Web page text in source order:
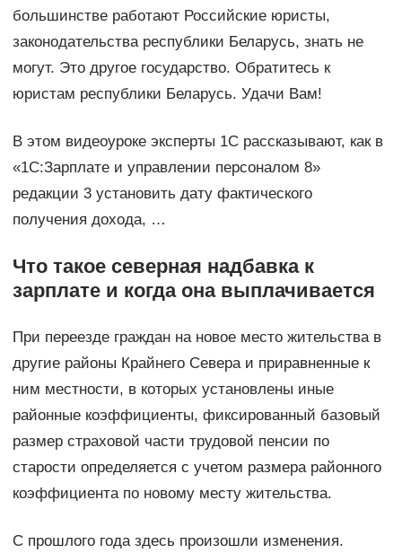
большинстве работают Российские юристы,
законодательства республики Беларусь, знать не
могут. Это другое государство. Обратитесь к
юристам республики Беларусь. Удачи Вам!
В этом видеоуроке эксперты 1С рассказывают, как в
«1С:Зарплате и управлении персоналом 8»
редакции 3 установить дату фактического
получения дохода, …
Что такое северная надбавка к
зарплате и когда она выплачивается
При переезде граждан на новое место жительства в
другие районы Крайнего Севера и приравненные к
ним местности, в которых установлены иные
районные коэффициенты, фиксированный базовый
размер страховой части трудовой пенсии по
старости определяется с учетом размера районного
коэффициента по новому месту жительства.
С прошлого года здесь произошли изменения.